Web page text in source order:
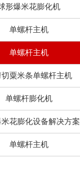
形爆米花膨化机
单螺杆主机
单螺杆主机
粟米条单螺杆主机
单螺杆膨化机
花膨化设备解决方案
单螺杆主机